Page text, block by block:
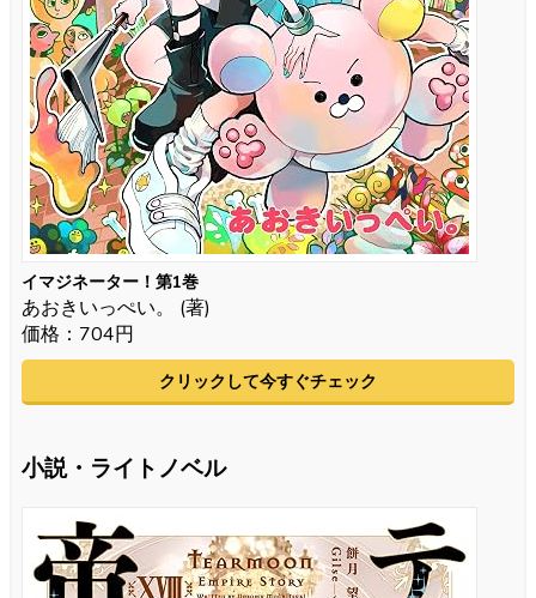
イマジネーター！第1巻
あおきいっぺい。 (著)
価格：704円
クリックして今すぐチェック
小説・ライトノベル